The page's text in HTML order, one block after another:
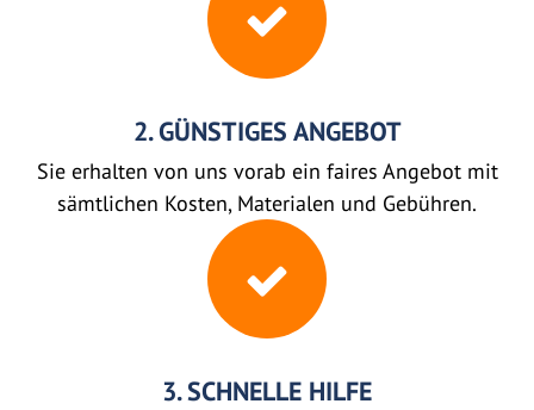
2. GÜNSTIGES ANGEBOT
Sie erhalten von uns vorab ein faires Angebot mit
sämtlichen Kosten, Materialen und Gebühren.
3. SCHNELLE HILFE